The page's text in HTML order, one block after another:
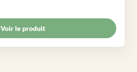
Voir le produit